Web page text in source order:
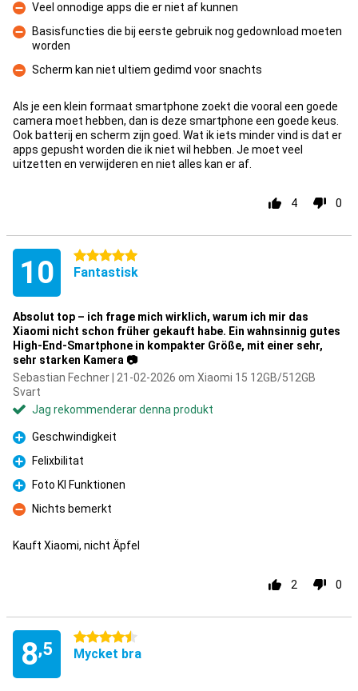
Nackdelar
Veel onnodige apps die er niet af kunnen
Nackdelar
Basisfuncties die bij eerste gebruik nog gedownload moeten
worden
Nackdelar
Scherm kan niet ultiem gedimd voor snachts
Als je een klein formaat smartphone zoekt die vooral een goede
camera moet hebben, dan is deze smartphone een goede keus.
Ook batterij en scherm zijn goed. Wat ik iets minder vind is dat er
apps gepusht worden die ik niet wil hebben. Je moet veel
uitzetten en verwijderen en niet alles kan er af.
4 0
10 5 stjärnor
Fantastisk
Absolut top – ich frage mich wirklich, warum ich mir das
Xiaomi nicht schon früher gekauft habe. Ein wahnsinnig gutes
High-End-Smartphone in kompakter Größe, mit einer sehr,
sehr starken Kamera 📷
Sebastian Fechner | 21-02-2026 om Xiaomi 15 12GB/512GB
Svart
Jag rekommenderar denna produkt
Fördelar
Geschwindigkeit
Fördelar
Felixbilitat
Fördelar
Foto KI Funktionen
Nackdelar
Nichts bemerkt
Kauft Xiaomi, nicht Äpfel
2 0
8,5
4.5 stjärnor
Mycket bra